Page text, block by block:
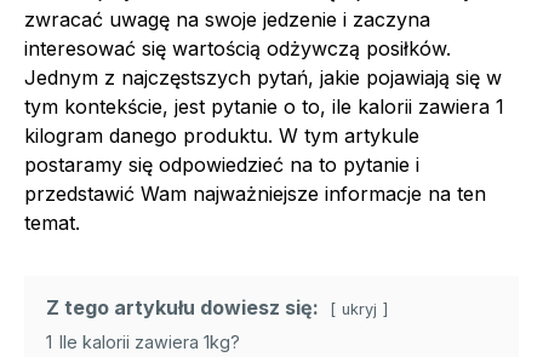
zwracać uwagę na swoje jedzenie i zaczyna
interesować się wartością odżywczą posiłków.
Jednym z najczęstszych pytań, jakie pojawiają się w
tym kontekście, jest pytanie o to, ile kalorii zawiera 1
kilogram danego produktu. W tym artykule
postaramy się odpowiedzieć na to pytanie i
przedstawić Wam najważniejsze informacje na ten
temat.
Z tego artykułu dowiesz się: ukryj
1 Ile kalorii zawiera 1kg?